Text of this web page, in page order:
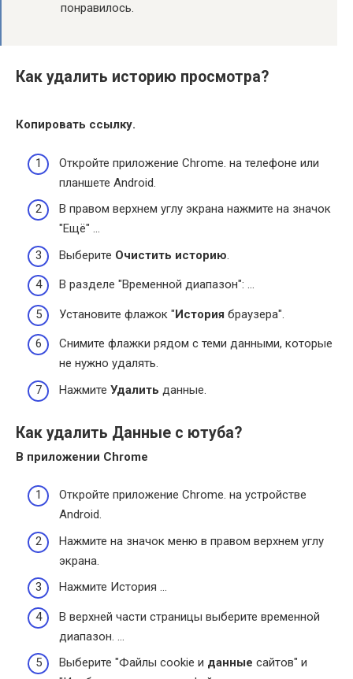
понравилось.
Как удалить историю просмотра?
Копировать ссылку.
Откройте приложение Chrome. на телефоне или
планшете Android.
В правом верхнем углу экрана нажмите на значок
"Ещё" …
Выберите Очистить историю.
В разделе "Временной диапазон": …
Установите флажок "История браузера".
Снимите флажки рядом с теми данными, которые
не нужно удалять.
Нажмите Удалить данные.
Как удалить Данные с ютуба?
В приложении Chrome
Откройте приложение Chrome. на устройстве
Android.
Нажмите на значок меню в правом верхнем углу
экрана.
Нажмите История …
В верхней части страницы выберите временной
диапазон. …
Выберите "Файлы cookie и данные сайтов" и